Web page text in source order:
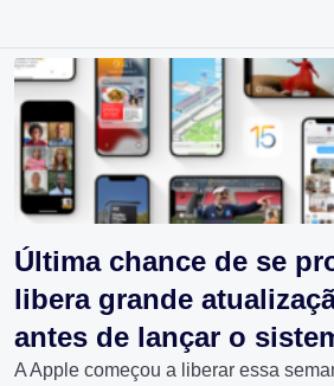
Última chance de se
libera grande
antes de lançar o
A Apple começou a liberar essa